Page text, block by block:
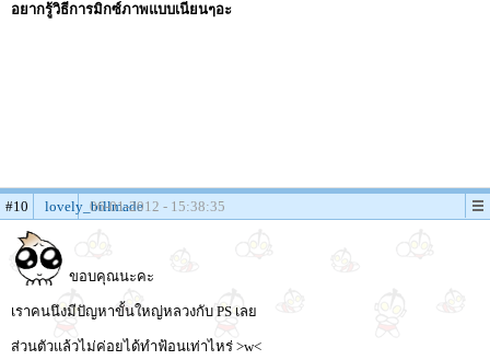
อยากรู้วิธีการมิกซ์ภาพแบบเนียนๆอะ
#10 lovely_billmade
06-01-2012 - 15:38:35
ขอบคุณนะคะ
เราคนนึงมีปัญหาขั้นใหญ่หลวงกับ PS เลย
ส่วนตัวแล้วไม่ค่อยได้ทำฟ้อนเท่าไหร่ >w<